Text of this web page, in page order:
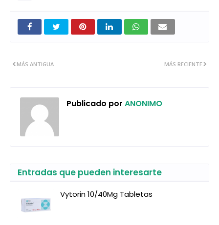
MÁS RECIENTE
MÁS ANTIGUA
Publicado por ANONIMO
Entradas que pueden interesarte
Vytorin 10/40Mg Tabletas